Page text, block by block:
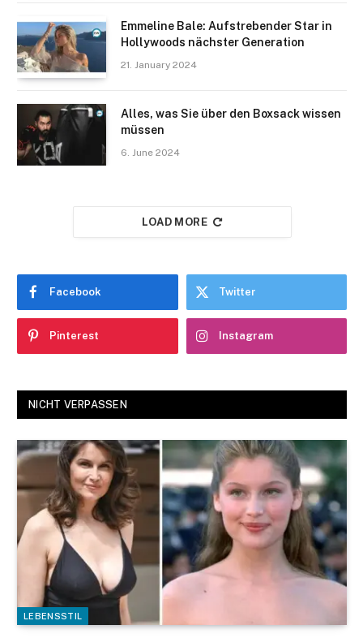
Emmeline Bale: Aufstrebender Star in
Hollywoods nächster Generation
21. January 2024
Alles, was Sie über den Boxsack wissen
müssen
6. June 2024
LOAD MORE
Facebook Twitter
Pinterest Instagram
NICHT VERPASSEN
LEBENSSTIL